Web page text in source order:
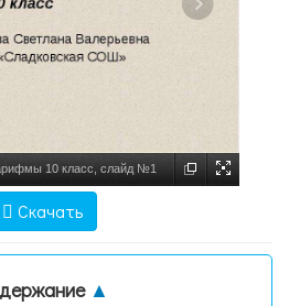
10 класс, слайд №1
Скачать
▲